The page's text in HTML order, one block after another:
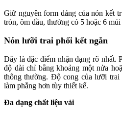
Giữ nguyên form dáng của nón kết
tròn, ôm đầu, thường có 5 hoặc 6 múi
Nón lưỡi trai phối kết ngắn
Đây là đặc điểm nhận dạng rõ nhất.
độ dài chỉ bằng khoảng một nửa
thông thường. Độ cong của lưỡi trai
làm phẳng hơn tùy thiết kế.
Đa dạng chất liệu vải